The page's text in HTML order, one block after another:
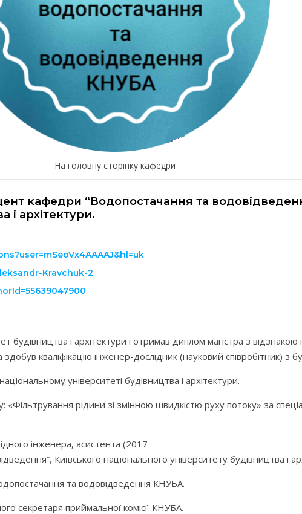
На головну сторінку кафедри
кафедри “Водопостачання та
і архітектури.
Kravchuk-2
будівництва і архітектури і отримав диплом магістра з
кваліфікацію інженер-дослідник (науковий співробітник) з
університеті будівництва і архітектури.
рідини зі змінною швидкістю руху потоку» за
інженера, асистента (2017
Київського національного університету будівництва і
та водовідведення КНУБА.
секретаря приймальної комісії КНУБА.